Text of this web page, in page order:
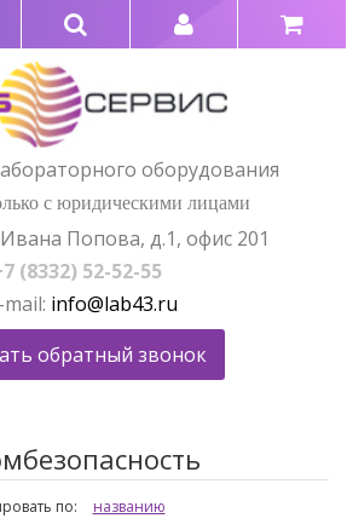
оборудования
с юридическими лицами
Попова, д.1, офис 201
(8332) 52-52-55
info@lab43.ru
обратный звонок
по:
названию